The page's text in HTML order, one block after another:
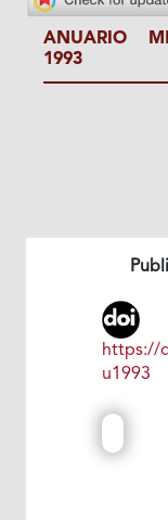
ANUARIO
1993
https://
u1993